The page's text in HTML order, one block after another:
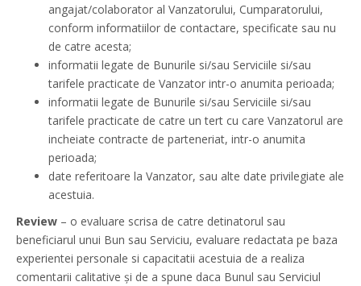
angajat/colaborator al Vanzatorului, Cumparatorului,
conform informatiilor de contactare, specificate sau nu
de catre acesta;
informatii legate de Bunurile si/sau Serviciile si/sau
tarifele practicate de Vanzator intr-o anumita perioada;
informatii legate de Bunurile si/sau Serviciile si/sau
tarifele practicate de catre un tert cu care Vanzatorul are
incheiate contracte de parteneriat, intr-o anumita
perioada;
date referitoare la Vanzator, sau alte date privilegiate ale
acestuia.
Review – o evaluare scrisa de catre detinatorul sau
beneficiarul unui Bun sau Serviciu, evaluare redactata pe baza
experientei personale si capacitatii acestuia de a realiza
comentarii calitative și de a spune daca Bunul sau Serviciul